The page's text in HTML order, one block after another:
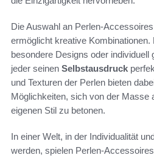
Die Auswahl an Perlen-
ermöglicht kreative
besondere Designs oder individuell
jeder seinen Selbstausdruck
und Texturen der Perlen bieten
Möglichkeiten, sich von der Masse
eigenen Stil zu betonen.
In einer Welt, in der Individualität
werden, spielen Perlen-